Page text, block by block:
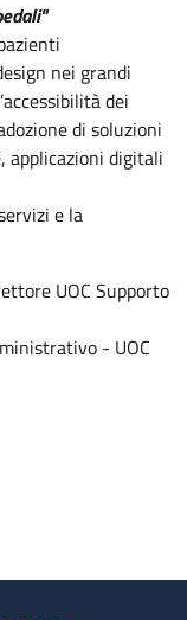
nei grandi
dei
di soluzioni
applicazioni digitali
e la
UOC Supporto
- UOC